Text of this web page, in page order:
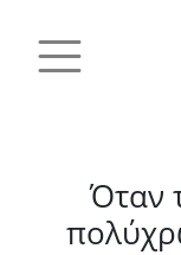
Όταν